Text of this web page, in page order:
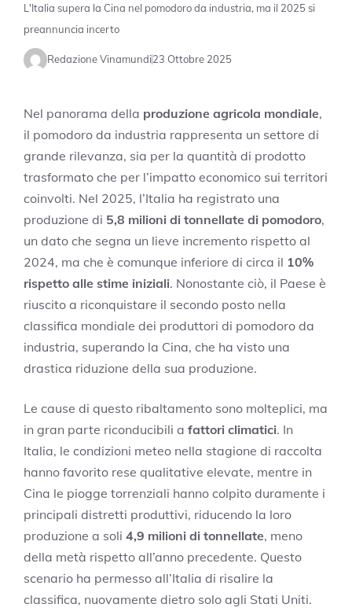
L'Italia supera la Cina nel pomodoro da industria, ma il 2025 si
preannuncia incerto
Redazione Vinamundi23 Ottobre 2025
Nel panorama della produzione agricola mondiale,
il pomodoro da industria rappresenta un settore di
grande rilevanza, sia per la quantità di prodotto
trasformato che per l’impatto economico sui territori
coinvolti. Nel 2025, l’Italia ha registrato una
produzione di 5,8 milioni di tonnellate di pomodoro,
un dato che segna un lieve incremento rispetto al
2024, ma che è comunque inferiore di circa il 10%
rispetto alle stime iniziali. Nonostante ciò, il Paese è
riuscito a riconquistare il secondo posto nella
classifica mondiale dei produttori di pomodoro da
industria, superando la Cina, che ha visto una
drastica riduzione della sua produzione.
Le cause di questo ribaltamento sono molteplici, ma
in gran parte riconducibili a fattori climatici. In
Italia, le condizioni meteo nella stagione di raccolta
hanno favorito rese qualitative elevate, mentre in
Cina le piogge torrenziali hanno colpito duramente i
principali distretti produttivi, riducendo la loro
produzione a soli 4,9 milioni di tonnellate, meno
della metà rispetto all’anno precedente. Questo
scenario ha permesso all’Italia di risalire la
classifica, nuovamente dietro solo agli Stati Uniti.